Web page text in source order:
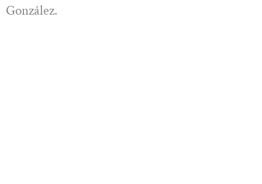
González.